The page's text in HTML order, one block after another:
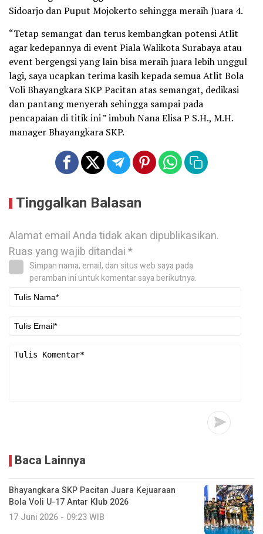
Sidoarjo dan Puput Mojokerto sehingga meraih Juara 4.
“Tetap semangat dan terus kembangkan potensi Atlit
agar kedepannya di event Piala Walikota Surabaya atau
event bergengsi yang lain bisa meraih juara lebih unggul
lagi, saya ucapkan terima kasih kepada semua Atlit Bola
Voli Bhayangkara SKP Pacitan atas semangat, dedikasi
dan pantang menyerah sehingga sampai pada
pencapaian di titik ini ” imbuh Nana Elisa P S.H., M.H.
manager Bhayangkara SKP.
Tinggalkan Balasan
Alamat email Anda tidak akan dipublikasikan.
Ruas yang wajib ditandai*
Simpan nama, email, dan situs web saya pada
peramban ini untuk komentar saya berikutnya.
Baca Lainnya
Bhayangkara SKP Pacitan Juara Kejuaraan
Bola Voli U-17 Antar Klub 2026
17 Juni 2026 - 09:23 WIB